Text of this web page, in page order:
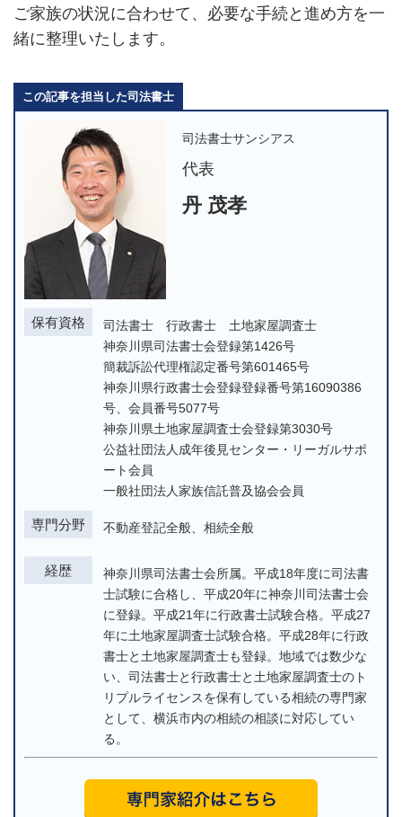
ご家族の状況に合わせて、必要な手続と進め方を一
緒に整理いたします。
この記事を担当した司法書士
司法書士サンシアス
代表
丹 茂孝
保有資格
司法書士 行政書士 土地家屋調査士
神奈川県司法書士会登録第1426号
簡裁訴訟代理権認定番号第601465号
神奈川県行政書士会登録登録番号第16090386
号、会員番号5077号
神奈川県土地家屋調査士会登録第3030号
公益社団法人成年後見センター・リーガルサポ
ート会員
一般社団法人家族信託普及協会会員
専門分野 不動産登記全般、相続全般
経歴
神奈川県司法書士会所属。平成18年度に司法書
士試験に合格し、平成20年に神奈川司法書士会
に登録。平成21年に行政書士試験合格。平成27
年に土地家屋調査士試験合格。平成28年に行政
書士と土地家屋調査士も登録。地域では数少な
い、司法書士と行政書士と土地家屋調査士のト
リプルライセンスを保有している相続の専門家
として、横浜市内の相続の相談に対応してい
る。